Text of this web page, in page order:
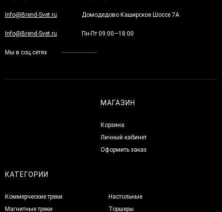
Info@Brend-Svet.ru Домодедово Каширское Шоссе 7А
Info@Brend-Svet.ru Пн-Пт 09:00—18:00
Мы в соц.сетях
МАГАЗИН
Корзина
Личный кабинет
Оформить заказ
КАТЕГОРИИ
Коммерческие треки
Магнитные треки
Настольные
Торшеры